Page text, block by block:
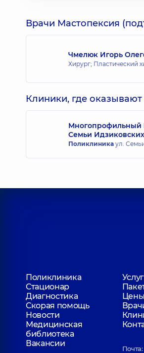
Врачи Мастопексия
Чмелюк Игорь
Хирург; Пластический
Клиники, где оказывают
Многопрофильный
Семьи Идзиковских
Поликлиника ул.
Поликлиника
Стационар
Диагностика
Цены
Скорая помощь
Новости
Медицинская
библиотека
Вакансии
Почта: